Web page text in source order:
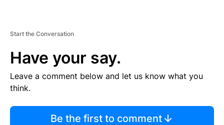
Start the Conversation
Have your say.
Leave a comment below and let us know what you
think.
Be the first to comment